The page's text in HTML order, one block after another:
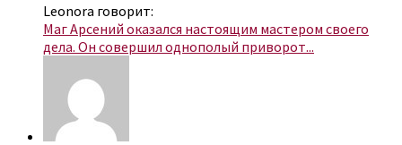
Leonora говорит:
Маг Арсений оказался настоящим мастером своего
дела. Он совершил однополый приворот...